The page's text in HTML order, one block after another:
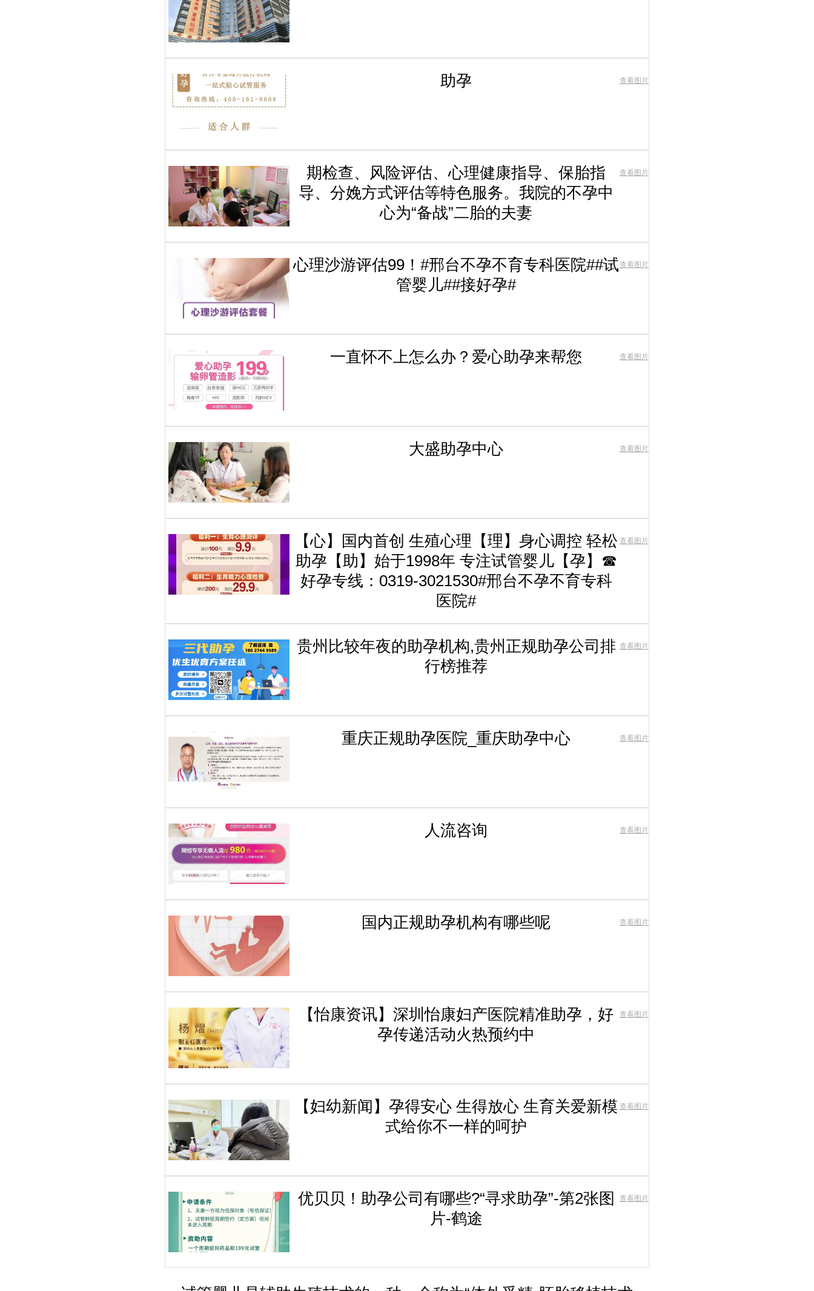
助孕 查看图片
期检查、风险评估、心理健康指导、保胎指
导、分娩方式评估等特色服务。我院的不孕中
心为“备战”二胎的夫妻
查看图片
心理沙游评估99！#邢台不孕不育专科医院##试
管婴儿##接好孕#
查看图片
一直怀不上怎么办？爱心助孕来帮您 查看图片
大盛助孕中心 查看图片
【心】国内首创 生殖心理【理】身心调控 轻松
助孕【助】始于1998年 专注试管婴儿【孕】☎
好孕专线：0319-3021530#邢台不孕不育专科
医院#
查看图片
贵州比较年夜的助孕机构,贵州正规助孕公司排
行榜推荐
查看图片
重庆正规助孕医院_重庆助孕中心 查看图片
人流咨询 查看图片
国内正规助孕机构有哪些呢 查看图片
【怡康资讯】深圳怡康妇产医院精准助孕，好
孕传递活动火热预约中
查看图片
【妇幼新闻】孕得安心 生得放心 生育关爱新模
式给你不一样的呵护
查看图片
优贝贝！助孕公司有哪些?“寻求助孕”-第2张图
片-鹤途
查看图片